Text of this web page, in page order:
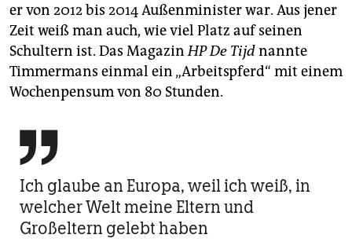
er von 2012 bis 2014 Außenminister war. Aus jener
Zeit weiß man auch, wie viel Platz auf seinen
Schultern ist. Das MagazinHP De Tijdnannte
Timmermans einmal ein „Arbeitspferd“ mit einem
Wochenpensum von 80 Stunden.

Ich glaube an Europa, weil ich weiß, in
welcher Welt meine Eltern und
Großeltern gelebt haben